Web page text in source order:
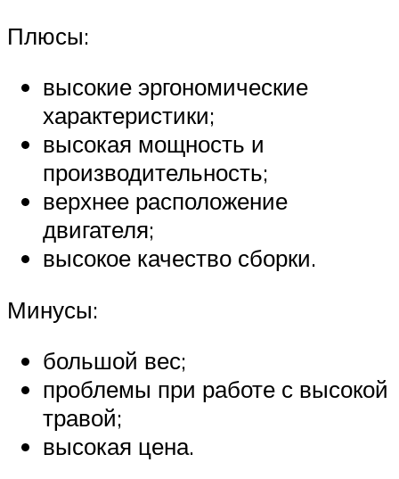
Плюсы:
высокие эргономические
характеристики;
высокая мощность и
производительность;
верхнее расположение
двигателя;
высокое качество сборки.
Минусы:
большой вес;
проблемы при работе с высокой
травой;
высокая цена.